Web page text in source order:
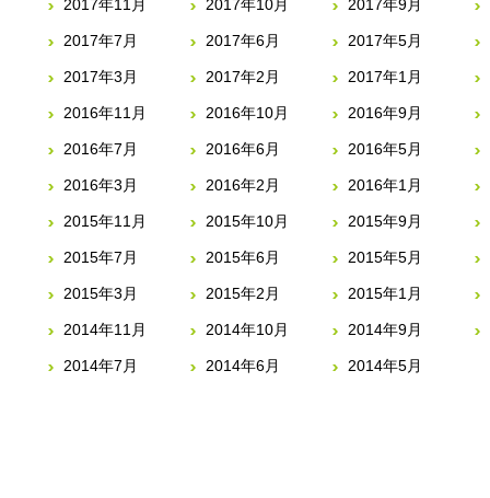
2017年11月 2017年10月 2017年9月
2017年7月 2017年6月 2017年5月
2017年3月 2017年2月 2017年1月
2016年11月 2016年10月 2016年9月
2016年7月 2016年6月 2016年5月
2016年3月 2016年2月 2016年1月
2015年11月 2015年10月 2015年9月
2015年7月 2015年6月 2015年5月
2015年3月 2015年2月 2015年1月
2014年11月 2014年10月 2014年9月
2014年7月 2014年6月 2014年5月